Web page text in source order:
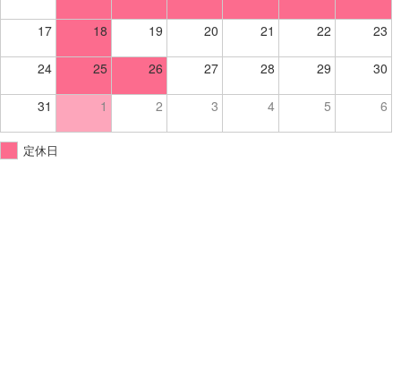
17 18 19 20 21 22 23
24 25 26 27 28 29 30
31 1 2 3 4 5 6
定休日